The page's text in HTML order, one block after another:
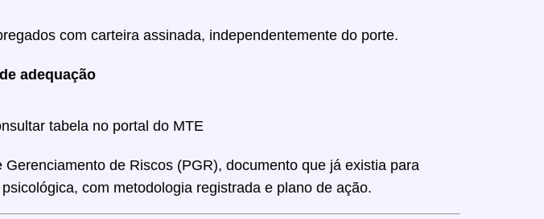
com carteira assinada, independentemente do porte.
adequação
tabela no portal do MTE
de Riscos (PGR), documento que já existia para
com metodologia registrada e plano de ação.